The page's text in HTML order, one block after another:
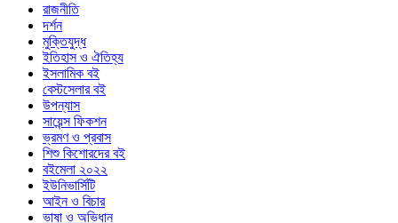
রাজনীতি
দর্শন
মুক্তিযুদ্ধ
ইতিহাস ও ঐতিহ্য
ইসলামিক বই
বেস্টসেলার বই
উপন্যাস
সায়েন্স ফিকশন
ভ্রমণ ও প্রবাস
শিশু কিশোরদের বই
বইমেলা ২০২২
ইউনিভার্সিটি
আইন ও বিচার
ভাষা ও অভিধান